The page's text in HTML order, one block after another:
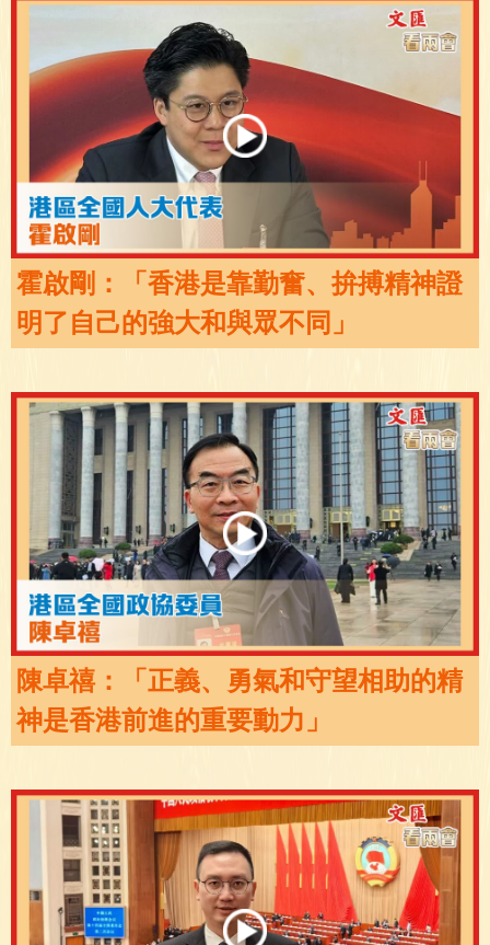
霍啟剛：「香港是靠勤奮、拚搏精神證
明了自己的強大和與眾不同」
陳卓禧：「正義、勇氣和守望相助的精
神是香港前進的重要動力」